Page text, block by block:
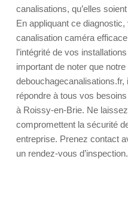
canalisations, qu’elles
En appliquant ce
canalisation caméra
l’intégrité de vos
important de noter que
répondre à tous vos
à Roissy-en-Brie. Ne
compromettent la sécurité
entreprise. Prenez contact
un rendez-vous d’inspection.